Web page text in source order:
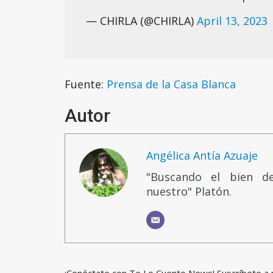
— CHIRLA (@CHIRLA) April 13, 2023
Fuente: Prensa de la Casa Blanca
Autor
Angélica Antía Azuaje
"Buscando el bien
nuestro" Platón.